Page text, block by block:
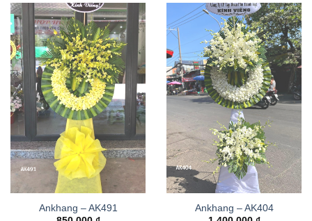
Ankhang – AK491
Ankhang – AK404